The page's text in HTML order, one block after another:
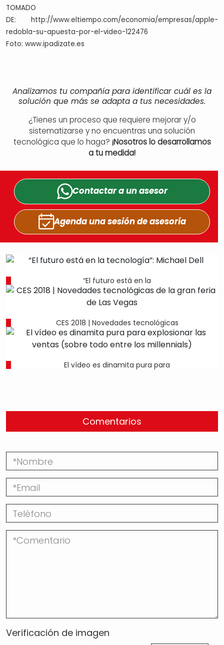
TOMADO
DE: http://www.eltiempo.com/economia/empresas/apple-
redobla-su-apuesta-por-el-video-122476
Foto: www.ipadizate.es
Analizamos tu compañía para identificar cuál es la
solución que más se adapta a tus necesidades.
¿Tienes un proceso que requiere mejorar y/o
sistematizarse y no encuentras una solución
tecnológica que lo haga? ¡Nosotros lo desarrollamos
a tu medida!
Contactar a unasesor
Agenda una sesiónde asesoría
“El futuro está en la
CES 2018 | Novedades tecnológicas
El vídeo es dinamita pura para
Comentarios
Verificación de imagen